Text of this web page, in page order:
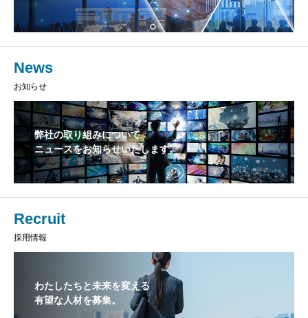
News
お知らせ
弊社の取り組みについて
ニュースをお知らせいたします。
Recruit
採用情報
わたしたちと未来を変える
有望な人材を募集。